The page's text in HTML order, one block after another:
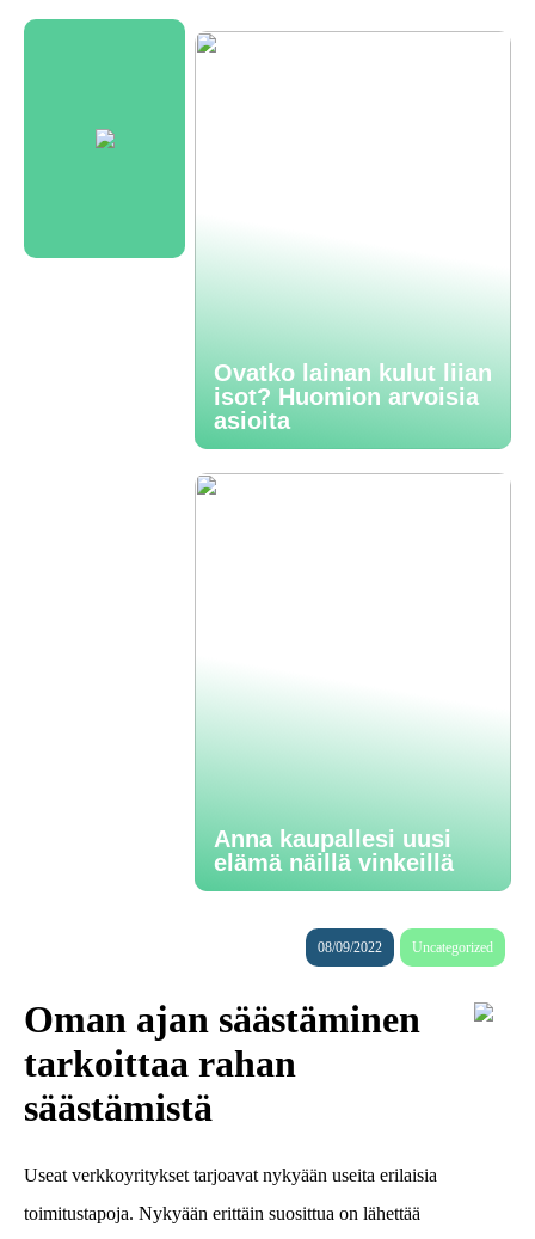
Ovatko lainan kulut liian
isot? Huomion arvoisia
asioita
Anna kaupallesi uusi
elämä näillä vinkeillä
08/09/2022 Uncategorized
Oman ajan säästäminen
tarkoittaa rahan
säästämistä
Useat verkkoyritykset tarjoavat nykyään useita erilaisia
toimitustapoja. Nykyään erittäin suosittua on lähettää